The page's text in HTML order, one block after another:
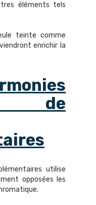
éléments tels
teinte comme
enrichir la
de
utilise
opposées les